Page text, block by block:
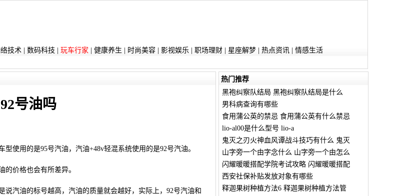
络技术| 数码科技 玩车行家 健康养生 时尚美容| 影视娱乐 职场理财| 星座解梦| 热点资讯| 情感生活
号油吗
使用的是95号汽油，汽油+48v轻混系统使用的是92号汽油。
的价格也会有所差异。
汽油的标号越高，汽油的质量就会越好，实际上，92号汽油和
热门推荐
黑袍纠察队结局 黑袍纠察队结局是什么
男科病查询有哪些
食用蒲公英的禁忌 食用蒲公英有什么禁忌
lio-al00是什么型号 lio-a
鬼灭之刃火神血风谭战斗技巧有什么 鬼灭
山字旁一个由字念什么 山字旁一个由怎么
闪耀暖暖搭配学院考试攻略 闪耀暖暖搭配
西安社保补贴发放对象有哪些
释迦果树种植方法6 释迦果树种植方法管